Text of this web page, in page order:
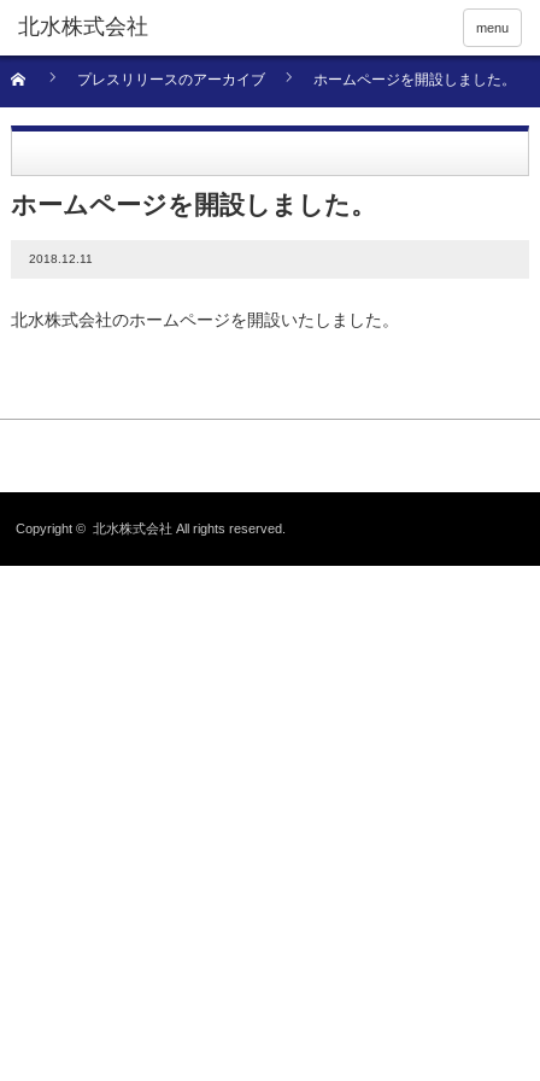
menu
プレスリリースのアーカイブ ホームページを開設しました。
ホームページを開設しました。
2018.12.11
北水株式会社のホームページを開設いたしました。
Copyright ©北水株式会社 All rights reserved.